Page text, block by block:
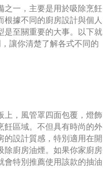
之一，主要是用於吸除烹飪
據不同的廚房設計與個人
是至關重要的大事。以下就
讓你清楚了解各式不同的
上，風管罩四面包覆，燈飾
飪區域。不但具有時尚的外
的設計質感，特別適用在開
除廚房油煙。如果你家廚房
會特別推薦使用該款的抽油